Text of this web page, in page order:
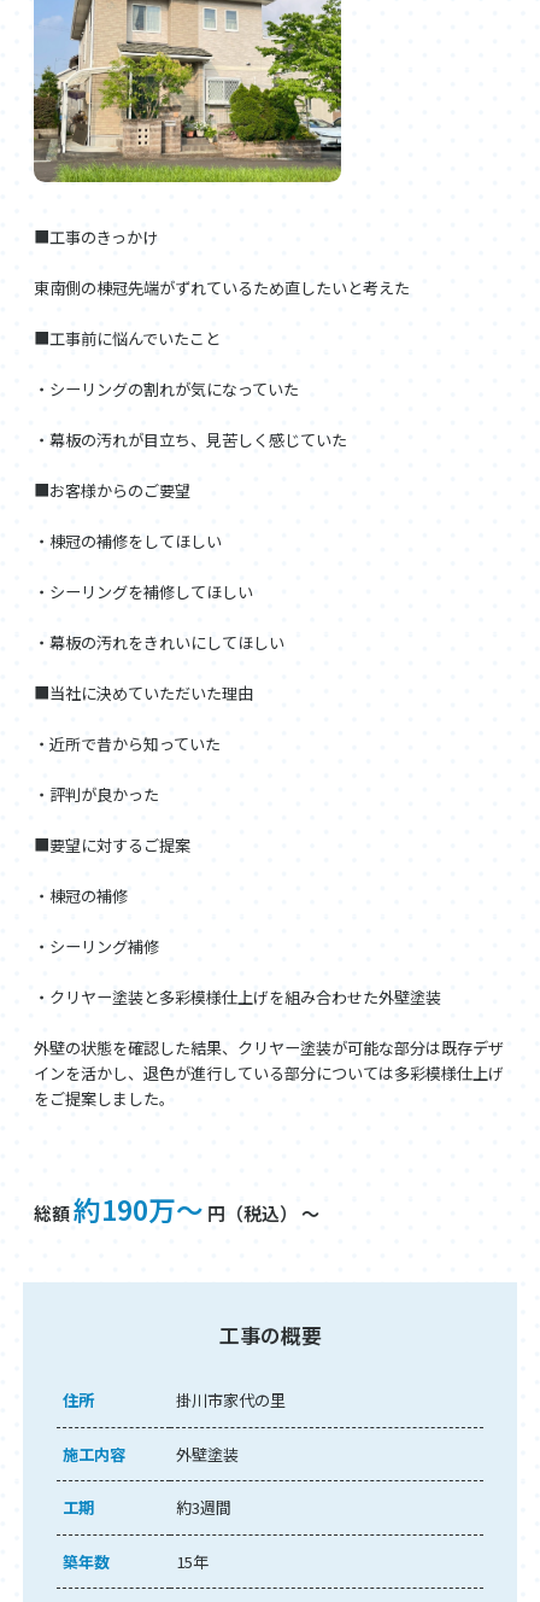
■工事のきっかけ
東南側の棟冠先端がずれているため直したいと考えた
■工事前に悩んでいたこと
・シーリングの割れが気になっていた
・幕板の汚れが目立ち、見苦しく感じていた
■お客様からのご要望
・棟冠の補修をしてほしい
・シーリングを補修してほしい
・幕板の汚れをきれいにしてほしい
■当社に決めていただいた理由
・近所で昔から知っていた
・評判が良かった
■要望に対するご提案
・棟冠の補修
・シーリング補修
・クリヤー塗装と多彩模様仕上げを組み合わせた外壁塗装
外壁の状態を確認した結果、クリヤー塗装が可能な部分は既存デザ
インを活かし、退色が進行している部分については多彩模様仕上げ
をご提案しました。
総額約190万～ 円（税込） ～
工事の概要
住所 掛川市家代の里
施工内容 外壁塗装
工期 約3週間
築年数 15年